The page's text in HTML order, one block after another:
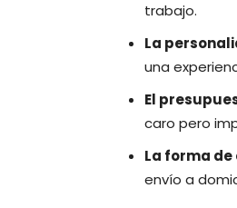
trabajo.
La
una
El
caro pero
La forma
envío a